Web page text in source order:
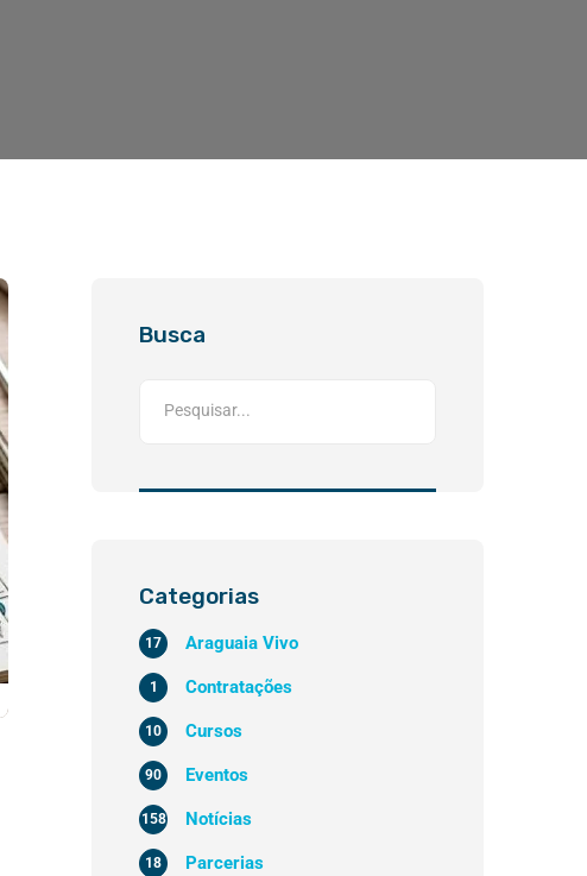
Busca
Categorias
Araguaia Vivo
17
Contratações
1
Cursos
10
Eventos
90
Notícias
158
Parcerias
18